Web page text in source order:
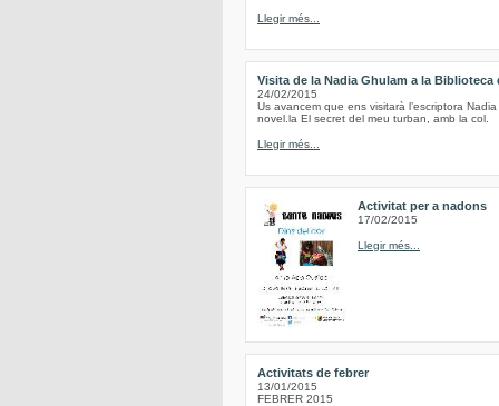
Llegir més...
Visita de la Nadia Ghulam a la Biblioteca
24/02/2015
Us avancem que ens visitarà l’escriptora
novel.la El secret del meu turban, amb la col.
Llegir més...
Activitat per a nadons
17/02/2015
Llegir més...
Activitats de febrer
13/01/2015
FEBRER 2015